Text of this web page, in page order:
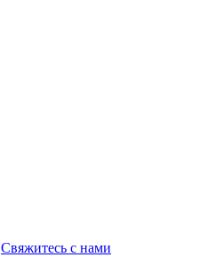
Свяжитесь с нами